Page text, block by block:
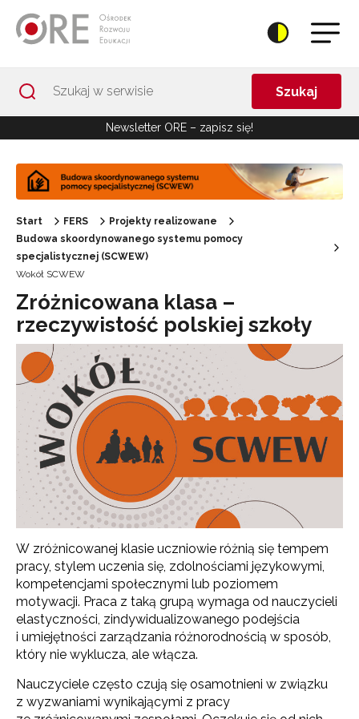
Szukaj
Newsletter ORE – zapisz się!
Start FERS
Projekty realizowane
Budowa skoordynowanego systemu pomocy
specjalistycznej (SCWEW)
Wokół SCWEW
Zróżnicowana klasa –
rzeczywistość polskiej szkoły
W zróżnicowanej klasie uczniowie różnią się tempem
pracy, stylem uczenia się, zdolnościami językowymi,
kompetencjami społecznymi lub poziomem
motywacji. Praca z taką grupą wymaga od nauczycieli
elastyczności, zindywidualizowanego podejścia
i umiejętności zarządzania różnorodnością w sposób,
który nie wyklucza, ale włącza.
Nauczyciele często czują się osamotnieni w związku
z wyzwaniami wynikającymi z pracy